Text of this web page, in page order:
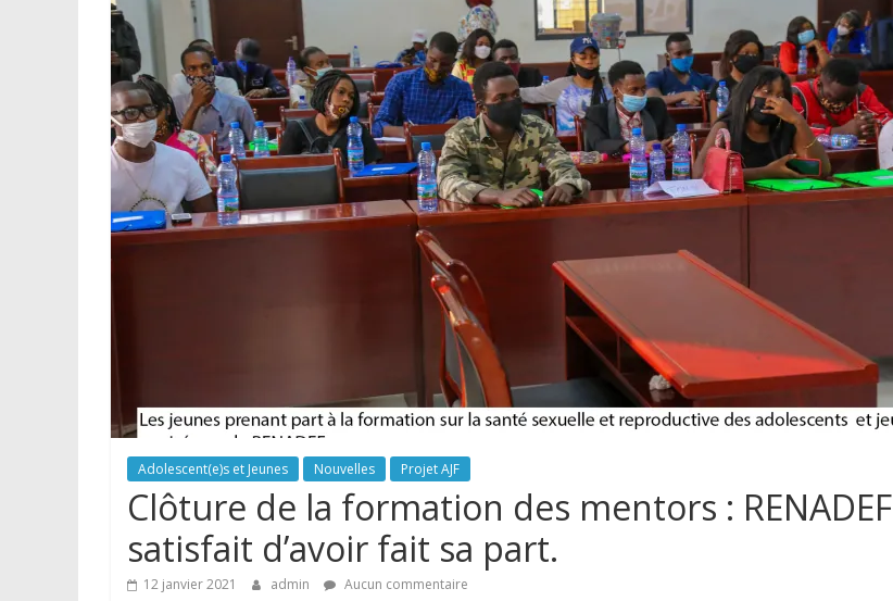
Adolescent(e)s et Jeunes Nouvelles Projet AJF
Clôture de la formation des mentors : RENADEF
satisfait d’avoir fait sa part.
12 janvier 2021 admin Aucun commentaire